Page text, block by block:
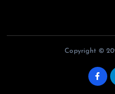
Copyright ©